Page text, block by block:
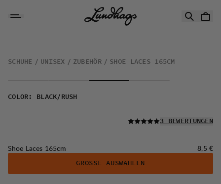
SCHUHE UNISEX ZUBEHÖR SHOE LACES 165CM
COLOR : BLACK/RUSH
LESEN SIE ALLE
3 BEWERTUNGEN
Shoe Laces 165cm Preis:
8,5 €
GRÖSSE AUSWÄHLEN